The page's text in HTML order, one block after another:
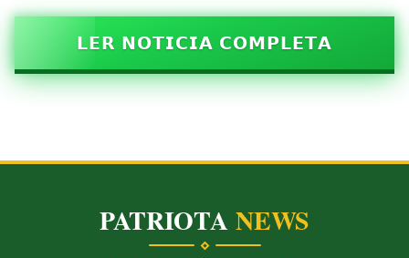
𝗟𝗘𝗥 𝗡𝗢𝗧𝗜𝗖𝗜𝗔 𝗖𝗢𝗠𝗣𝗟𝗘𝗧𝗔
PATRIOTANEWS